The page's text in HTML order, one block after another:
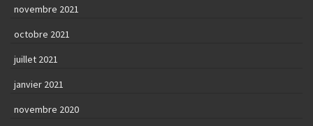
novembre 2021
octobre 2021
juillet 2021
janvier 2021
novembre 2020